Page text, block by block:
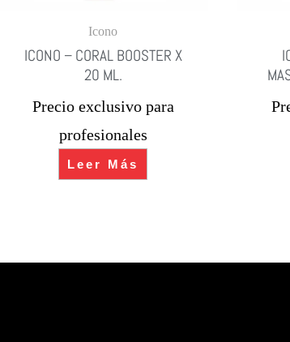
Icono
ICONO – CORAL BOOSTER X
20 ML.
Precio exclusivo para
profesionales
Leer Más